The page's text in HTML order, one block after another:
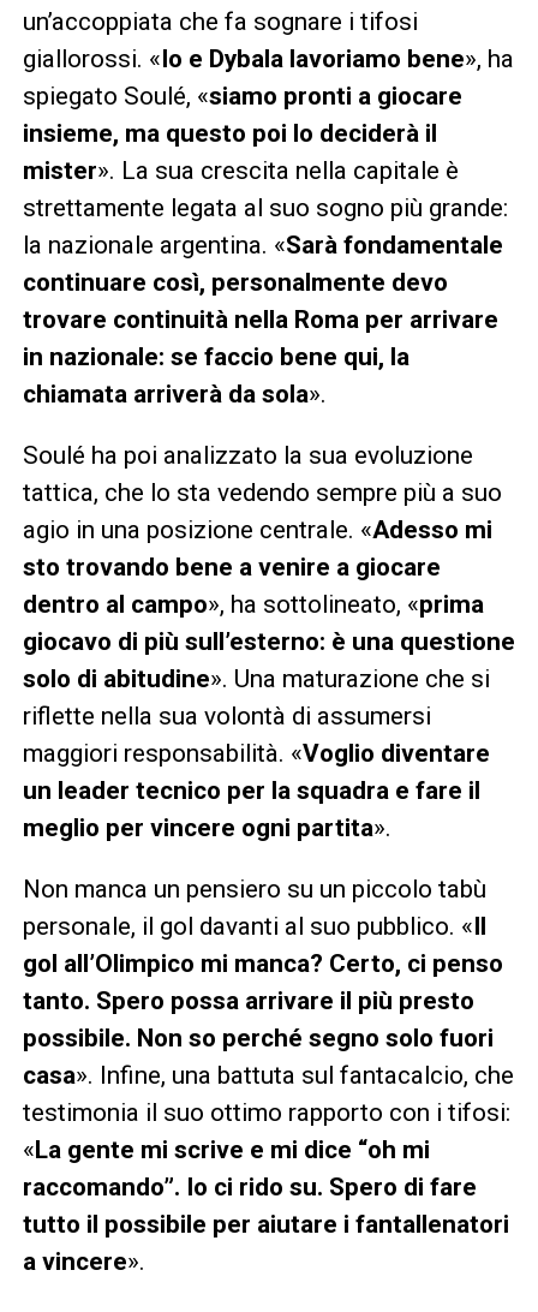
un’accoppiata che fa sognare i tifosi
giallorossi. «Io e Dybala lavoriamo bene», ha
spiegato Soulé, «siamo pronti a giocare
insieme, ma questo poi lo deciderà il
mister». La sua crescita nella capitale è
strettamente legata al suo sogno più grande:
la nazionale argentina. «Sarà fondamentale
continuare così, personalmente devo
trovare continuità nella Roma per arrivare
in nazionale: se faccio bene qui, la
chiamata arriverà da sola».
Soulé ha poi analizzato la sua evoluzione
tattica, che lo sta vedendo sempre più a suo
agio in una posizione centrale. «Adesso mi
sto trovando bene a venire a giocare
dentro al campo», ha sottolineato, «prima
giocavo di più sull’esterno: è una questione
solo di abitudine». Una maturazione che si
riflette nella sua volontà di assumersi
maggiori responsabilità. «Voglio diventare
un leader tecnico per la squadra e fare il
meglio per vincere ogni partita».
Non manca un pensiero su un piccolo tabù
personale, il gol davanti al suo pubblico. «Il
gol all’Olimpico mi manca? Certo, ci penso
tanto. Spero possa arrivare il più presto
possibile. Non so perché segno solo fuori
casa». Infine, una battuta sul fantacalcio, che
testimonia il suo ottimo rapporto con i tifosi:
«La gente mi scrive e mi dice “oh mi
raccomando”. Io ci rido su. Spero di fare
tutto il possibile per aiutare i fantallenatori
a vincere».